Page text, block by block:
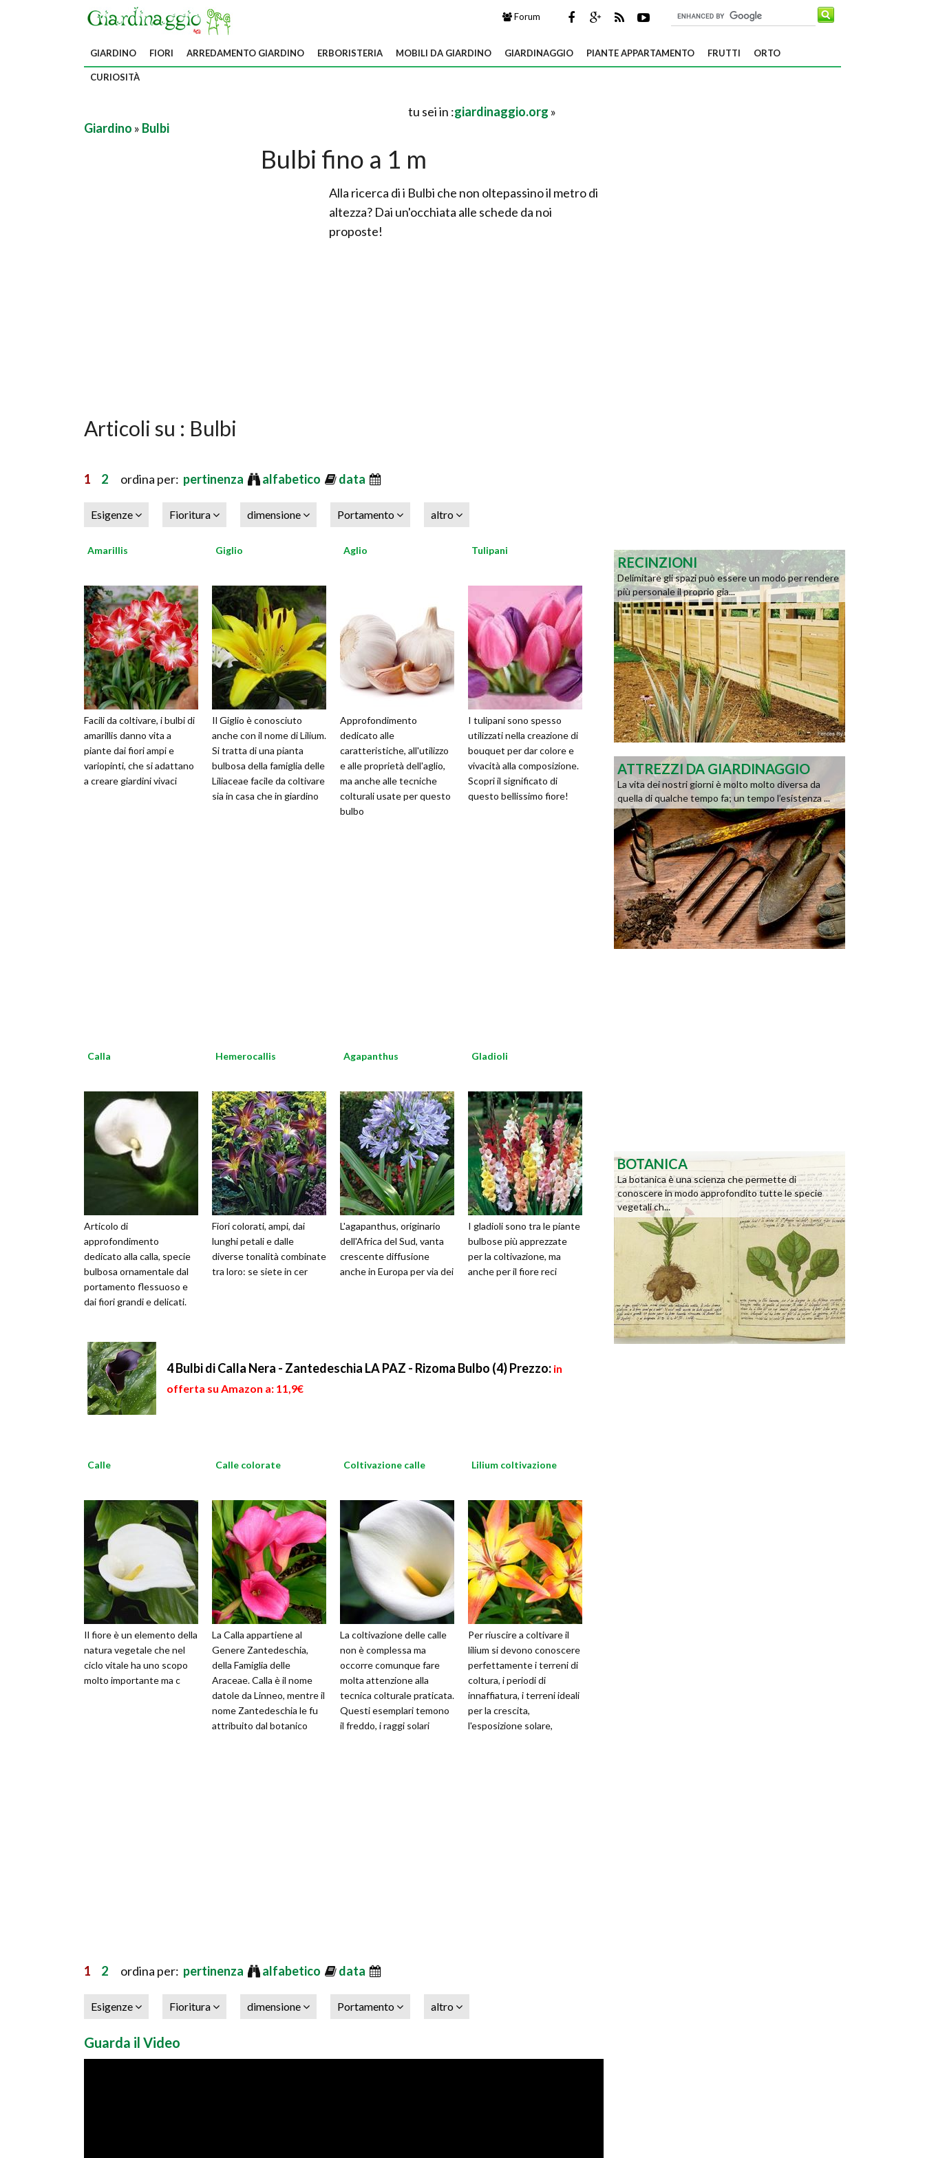
Forum
GIARDINO FIORI ARREDAMENTO GIARDINO ERBORISTERIA MOBILI DA GIARDINO GIARDINAGGIO PIANTE APPARTAMENTO FRUTTI ORTO
CURIOSITÀ
tu sei in :giardinaggio.org »
Giardino » Bulbi
Bulbi fino a 1 m
Alla ricerca di i Bulbi che non oltepassino il metro di
altezza? Dai un'occhiata alle schede da noi
proposte!
Articoli su : Bulbi
1 2 ordina per: pertinenza alfabetico data
Esigenze Fioritura dimensione Portamento altro
Amarillis
Facili da coltivare, i bulbi di
amarillis danno vita a
piante dai fiori ampi e
variopinti, che si adattano
a creare giardini vivaci
Giglio
Il Giglio è conosciuto
anche con il nome di Lilium.
Si tratta di una pianta
bulbosa della famiglia delle
Liliaceae facile da coltivare
sia in casa che in giardino
Aglio
Approfondimento
dedicato alle
caratteristiche, all'utilizzo
e alle proprietà dell'aglio,
ma anche alle tecniche
colturali usate per questo
bulbo
Tulipani
I tulipani sono spesso
utilizzati nella creazione di
bouquet per dar colore e
vivacità alla composizione.
Scopri il significato di
questo bellissimo fiore!
Calla
Articolo di
approfondimento
dedicato alla calla, specie
bulbosa ornamentale dal
portamento flessuoso e
dai fiori grandi e delicati.
Hemerocallis
Fiori colorati, ampi, dai
lunghi petali e dalle
diverse tonalità combinate
tra loro: se siete in cer
Agapanthus
L'agapanthus, originario
dell'Africa del Sud, vanta
crescente diffusione
anche in Europa per via dei
Gladioli
I gladioli sono tra le piante
bulbose più apprezzate
per la coltivazione, ma
anche per il fiore reci
4 Bulbi di Calla Nera - Zantedeschia LA PAZ - Rizoma Bulbo (4)Prezzo: in
offerta su Amazon a: 11,9€
Calle
Il fiore è un elemento della
natura vegetale che nel
ciclo vitale ha uno scopo
molto importante ma c
Calle colorate
La Calla appartiene al
Genere Zantedeschia,
della Famiglia delle
Araceae. Calla è il nome
datole da Linneo, mentre il
nome Zantedeschia le fu
attribuito dal botanico
Coltivazione calle
La coltivazione delle calle
non è complessa ma
occorre comunque fare
molta attenzione alla
tecnica colturale praticata.
Questi esemplari temono
il freddo, i raggi solari
Lilium coltivazione
Per riuscire a coltivare il
lilium si devono conoscere
perfettamente i terreni di
coltura, i periodi di
innaffiatura, i terreni ideali
per la crescita,
l'esposizione solare,
1 2 ordina per: pertinenza alfabetico data
Esigenze Fioritura dimensione Portamento altro
Guarda il Video
RECINZIONI
Delimitare gli spazi può essere un modo per rendere
più personale il proprio gia...
ATTREZZI DA GIARDINAGGIO
La vita dei nostri giorni è molto molto diversa da
quella di qualche tempo fa; un tempo l’esistenza ...
BOTANICA
La botanica è una scienza che permette di
conoscere in modo approfondito tutte le specie
vegetali ch...